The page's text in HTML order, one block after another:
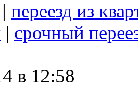
| переезд из
| срочный
в 12:58